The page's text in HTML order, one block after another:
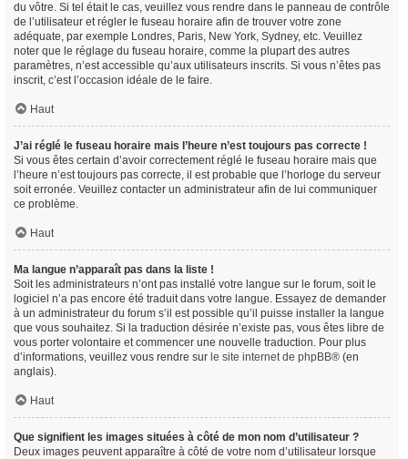
du vôtre. Si tel était le cas, veuillez vous rendre dans le panneau de contrôle
de l’utilisateur et régler le fuseau horaire afin de trouver votre zone
adéquate, par exemple Londres, Paris, New York, Sydney, etc. Veuillez
noter que le réglage du fuseau horaire, comme la plupart des autres
paramètres, n’est accessible qu’aux utilisateurs inscrits. Si vous n’êtes pas
inscrit, c’est l’occasion idéale de le faire.
Haut
J’ai réglé le fuseau horaire mais l’heure n’est toujours pas correcte !
Si vous êtes certain d’avoir correctement réglé le fuseau horaire mais que
l’heure n’est toujours pas correcte, il est probable que l’horloge du serveur
soit erronée. Veuillez contacter un administrateur afin de lui communiquer
ce problème.
Haut
Ma langue n’apparaît pas dans la liste !
Soit les administrateurs n’ont pas installé votre langue sur le forum, soit le
logiciel n’a pas encore été traduit dans votre langue. Essayez de demander
à un administrateur du forum s’il est possible qu’il puisse installer la langue
que vous souhaitez. Si la traduction désirée n’existe pas, vous êtes libre de
vous porter volontaire et commencer une nouvelle traduction. Pour plus
d’informations, veuillez vous rendre sur le site internet de phpBB® (en
anglais).
Haut
Que signifient les images situées à côté de mon nom d’utilisateur ?
Deux images peuvent apparaître à côté de votre nom d’utilisateur lorsque